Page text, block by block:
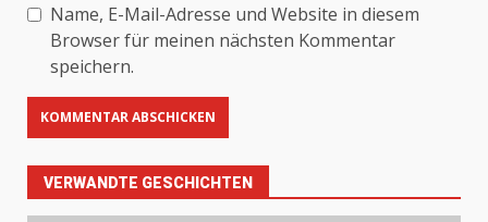
Name, E-Mail-Adresse und Website in diesem
Browser für meinen nächsten Kommentar
speichern.
VERWANDTE GESCHICHTEN